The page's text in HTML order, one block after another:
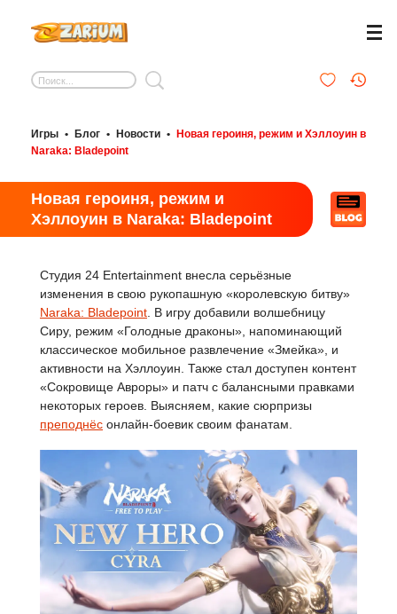
Игры • Блог • Новости •
Новая героиня, режим и Хэллоуин в
Naraka: Bladepoint
Новая героиня, режим и
Хэллоуин в Naraka: Bladepoint
Студия 24 Entertainment внесла серьёзные
изменения в свою рукопашную «королевскую битву»
Naraka: Bladepoint . В игру добавили волшебницу
Сиру, режим «Голодные драконы», напоминающий
классическое мобильное развлечение «Змейка», и
активности на Хэллоуин. Также стал доступен контент
«Сокровище Авроры» и патч с балансными правками
некоторых героев. Выясняем, какие сюрпризы
преподнёс онлайн-боевик своим фанатам.